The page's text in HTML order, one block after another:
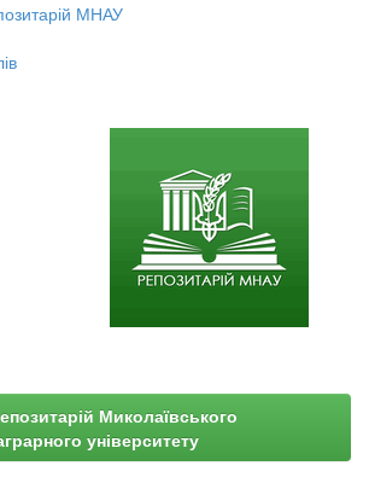
МНАУ
Миколаївського
університету